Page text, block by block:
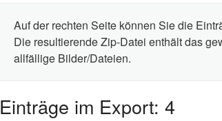
Auf der rechten Seite können Sie die
Die resultierende Zip-Datei enthält das
allfällige Bilder/Dateien.
Einträge im Export: 4